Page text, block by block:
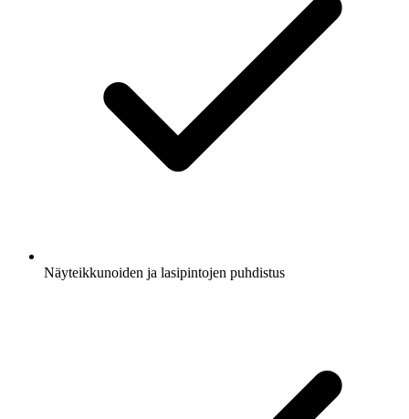
Näyteikkunoiden ja lasipintojen puhdistus